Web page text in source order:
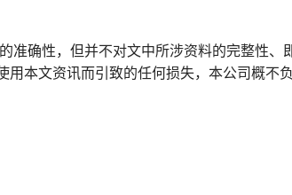
准确性，但并不对文中所涉资料的完整性、
本文资讯而引致的任何损失，本公司概不负